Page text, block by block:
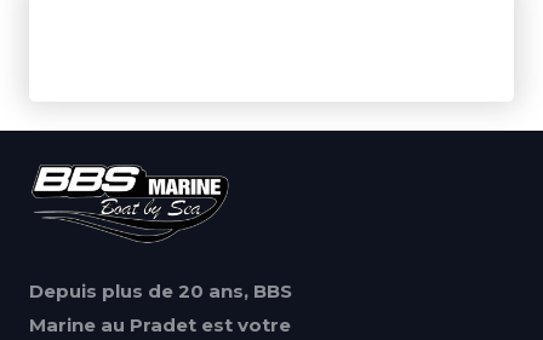
Depuis plus de 20 ans, BBS
Marine au Pradet est votre